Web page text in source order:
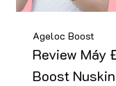
Ageloc Boost
Review Máy
Boost